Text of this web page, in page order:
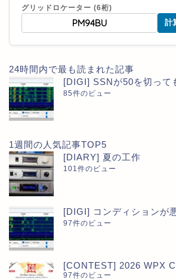
グリッドロケーター (6桁)
計
24時間内で最も読まれた記事
[DIGI] SSNが50を切って
85件のビュー
1週間の人気記事TOP5
[DIARY] 夏の工作
101件のビュー
[DIGI] コンディションが
97件のビュー
[CONTEST] 2026 WPX
97件のビュー